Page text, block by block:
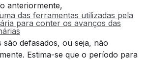
anteriormente,
das ferramentas utilizadas pela
para conter os avanços das
são defasados, ou seja, não
Estima-se que o período para